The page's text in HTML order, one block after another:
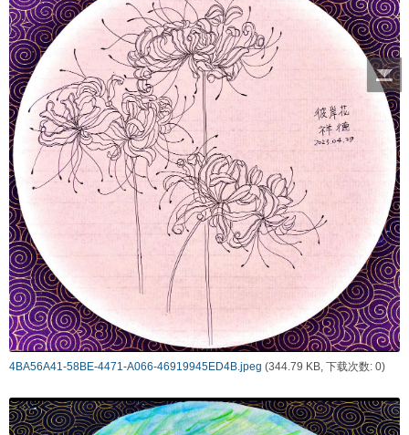
4BA56A41-58BE-4471-A066-46919945ED4B.jpeg (344.79 KB, 下载次数: 0)